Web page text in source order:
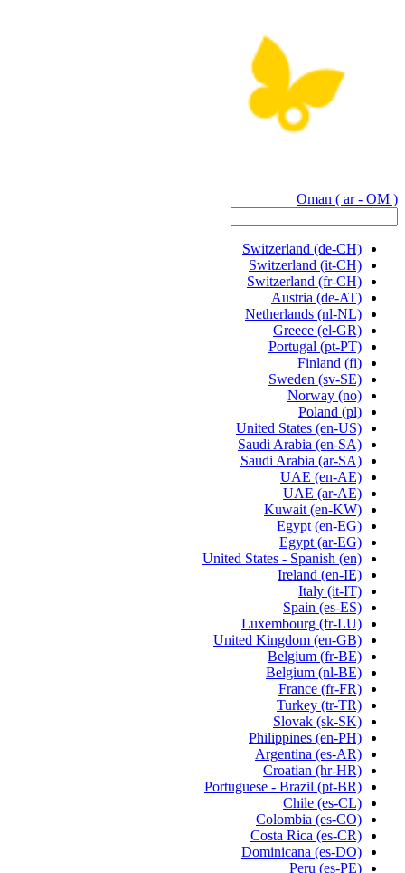
Oman ( ar - OM )
Switzerland (de-CH)
Switzerland (it-CH)
Switzerland (fr-CH)
Austria (de-AT)
Netherlands (nl-NL)
Greece (el-GR)
Portugal (pt-PT)
Finland (fi)
Sweden (sv-SE)
Norway (no)
Poland (pl)
United States (en-US)
Saudi Arabia (en-SA)
Saudi Arabia (ar-SA)
UAE (en-AE)
UAE (ar-AE)
Kuwait (en-KW)
Egypt (en-EG)
Egypt (ar-EG)
United States - Spanish (en)
Ireland (en-IE)
Italy (it-IT)
Spain (es-ES)
Luxembourg (fr-LU)
United Kingdom (en-GB)
Belgium (fr-BE)
Belgium (nl-BE)
France (fr-FR)
Turkey (tr-TR)
Slovak (sk-SK)
Philippines (en-PH)
Argentina (es-AR)
Croatian (hr-HR)
Portuguese - Brazil (pt-BR)
Chile (es-CL)
Colombia (es-CO)
Costa Rica (es-CR)
Dominicana (es-DO)
Peru (es-PE)